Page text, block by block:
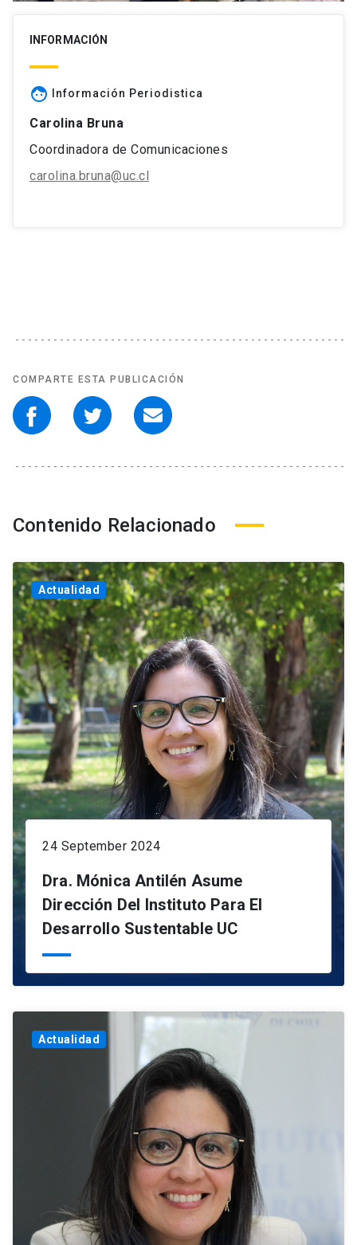
INFORMACIÓN
face Información Periodistica
Carolina Bruna
Coordinadora de Comunicaciones
carolina.bruna@uc.cl
COMPARTE ESTA PUBLICACIÓN
Contenido Relacionado
Actualidad
24 September 2024
Dra. Mónica Antilén Asume
Dirección Del Instituto Para El
Desarrollo Sustentable UC
Actualidad